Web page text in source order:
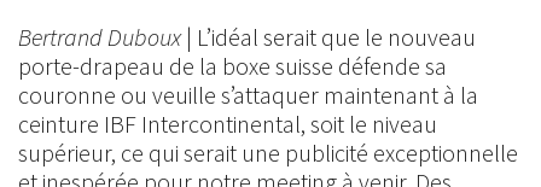
Bertrand Duboux| L’idéal serait que le nouveau
porte-drapeau de la boxe suisse défende sa
couronne ou veuille s’attaquer maintenant à la
ceinture IBF Intercontinental, soit le niveau
supérieur, ce qui serait une publicité exceptionnelle